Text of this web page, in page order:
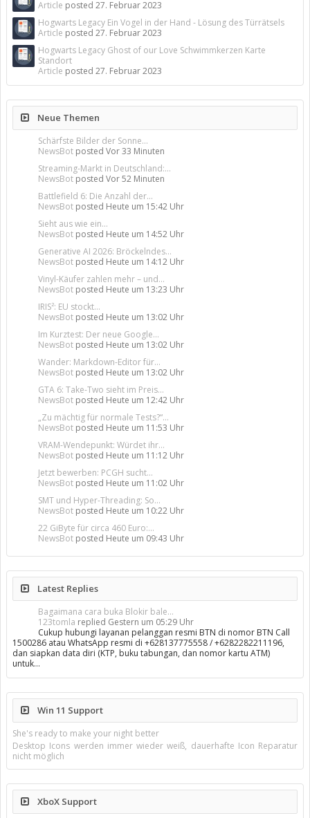
Article posted 27. Februar 2023
Hogwarts Legacy Ein Vogel in der Hand - Lösung des Türrätsels
Article posted 27. Februar 2023
Hogwarts Legacy Ghost of our Love Schwimmkerzen Karte
Standort
Article posted 27. Februar 2023
Neue Themen
Schärfste Bilder der Sonne...
NewsBot posted Vor 33 Minuten
Streaming-Markt in Deutschland:...
NewsBot posted Vor 52 Minuten
Battlefield 6: Die Anzahl der...
NewsBot posted Heute um 15:42 Uhr
Sieht aus wie ein...
NewsBot posted Heute um 14:52 Uhr
Generative AI 2026: Bröckelndes...
NewsBot posted Heute um 14:12 Uhr
Vinyl-Käufer zahlen mehr – und...
NewsBot posted Heute um 13:23 Uhr
IRIS²: EU stockt...
NewsBot posted Heute um 13:02 Uhr
Im Kurztest: Der neue Google...
NewsBot posted Heute um 13:02 Uhr
Wander: Markdown-Editor für...
NewsBot posted Heute um 13:02 Uhr
GTA 6: Take-Two sieht im Preis...
NewsBot posted Heute um 12:42 Uhr
„Zu mächtig für normale Tests?“...
NewsBot posted Heute um 11:53 Uhr
VRAM-Wendepunkt: Würdet ihr...
NewsBot posted Heute um 11:12 Uhr
Jetzt bewerben: PCGH sucht...
NewsBot posted Heute um 11:02 Uhr
SMT und Hyper-Threading: So...
NewsBot posted Heute um 10:22 Uhr
22 GiByte für circa 460 Euro:...
NewsBot posted Heute um 09:43 Uhr
Latest Replies
Bagaimana cara buka Blokir bale...
123tomla replied Gestern um 05:29 Uhr
Cukup hubungi layanan pelanggan resmi BTN di nomor BTN Call
1500286 atau WhatsApp resmi di +628137775558 / +6282282211196,
dan siapkan data diri (KTP, buku tabungan, dan nomor kartu ATM)
untuk…
Win 11 Support
She's ready to make your night better
Desktop Icons werden immer wieder weiß, dauerhafte Icon Reparatur
nicht möglich
XboX Support